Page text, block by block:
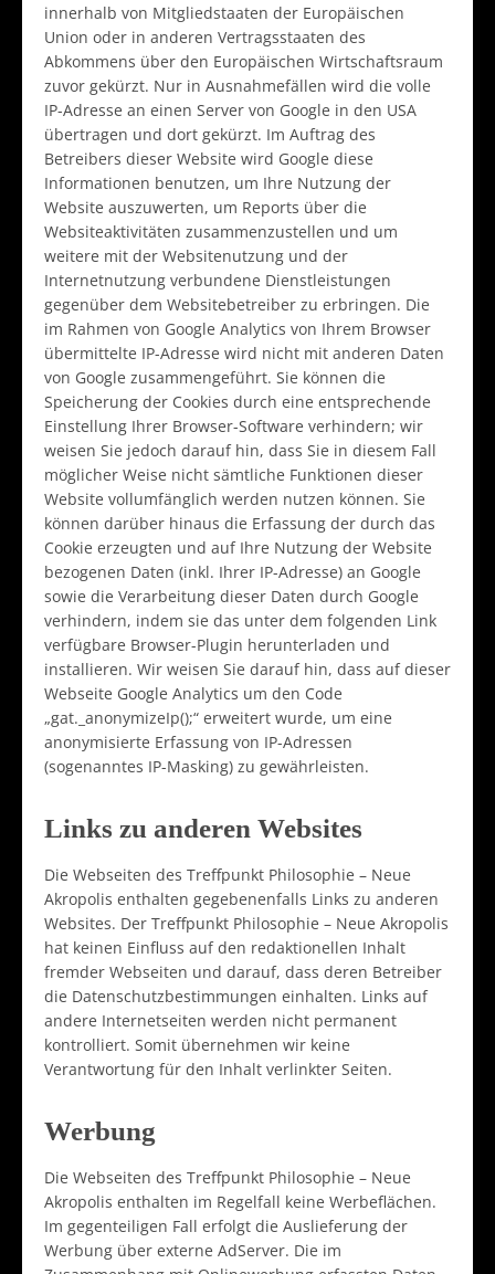
innerhalb von Mitgliedstaaten der Europäischen
Union oder in anderen Vertragsstaaten des
Abkommens über den Europäischen Wirtschaftsraum
zuvor gekürzt. Nur in Ausnahmefällen wird die volle
IP-Adresse an einen Server von Google in den USA
übertragen und dort gekürzt. Im Auftrag des
Betreibers dieser Website wird Google diese
Informationen benutzen, um Ihre Nutzung der
Website auszuwerten, um Reports über die
Websiteaktivitäten zusammenzustellen und um
weitere mit der Websitenutzung und der
Internetnutzung verbundene Dienstleistungen
gegenüber dem Websitebetreiber zu erbringen. Die
im Rahmen von Google Analytics von Ihrem Browser
übermittelte IP-Adresse wird nicht mit anderen Daten
von Google zusammengeführt. Sie können die
Speicherung der Cookies durch eine entsprechende
Einstellung Ihrer Browser-Software verhindern; wir
weisen Sie jedoch darauf hin, dass Sie in diesem Fall
möglicher Weise nicht sämtliche Funktionen dieser
Website vollumfänglich werden nutzen können. Sie
können darüber hinaus die Erfassung der durch das
Cookie erzeugten und auf Ihre Nutzung der Website
bezogenen Daten (inkl. Ihrer IP-Adresse) an Google
sowie die Verarbeitung dieser Daten durch Google
verhindern, indem sie das unter dem folgenden Link
verfügbare Browser-Plugin herunterladen und
installieren. Wir weisen Sie darauf hin, dass auf dieser
Webseite Google Analytics um den Code
„gat._anonymizeIp();“ erweitert wurde, um eine
anonymisierte Erfassung von IP-Adressen
(sogenanntes IP-Masking) zu gewährleisten.
Links zu anderen Websites
Die Webseiten des Treffpunkt Philosophie – Neue
Akropolis enthalten gegebenenfalls Links zu anderen
Websites. Der Treffpunkt Philosophie – Neue Akropolis
hat keinen Einfluss auf den redaktionellen Inhalt
fremder Webseiten und darauf, dass deren Betreiber
die Datenschutzbestimmungen einhalten. Links auf
andere Internetseiten werden nicht permanent
kontrolliert. Somit übernehmen wir keine
Verantwortung für den Inhalt verlinkter Seiten.
Werbung
Die Webseiten des Treffpunkt Philosophie – Neue
Akropolis enthalten im Regelfall keine Werbeflächen.
Im gegenteiligen Fall erfolgt die Auslieferung der
Werbung über externe AdServer. Die im